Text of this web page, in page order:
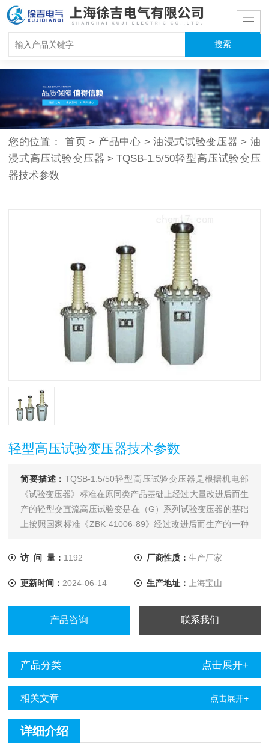
您的位置： 首页 > 产品中心 > 油浸式试验变压器 > 油
浸式高压试验变压器 > TQSB-1.5/50轻型高压试验变压
器技术参数
轻型高压试验变压器技术参数
简要描述：TQSB-1.5/50轻型高压试验变压器是根据机电部
《试验变压器》标准在原同类产品基础上经过大量改进后而生
产的轻型交直流高压试验变是在（G）系列试验变压器的基础
上按照国家标准《ZBK-41006-89》经过改进后而生产的一种
访 问 量： 1192 厂商性质： 生产厂家
更新时间： 2024-06-14 生产地址： 上海宝山
产品咨询 联系我们
产品分类 点击展开+
相关文章 点击展开+
详细介绍